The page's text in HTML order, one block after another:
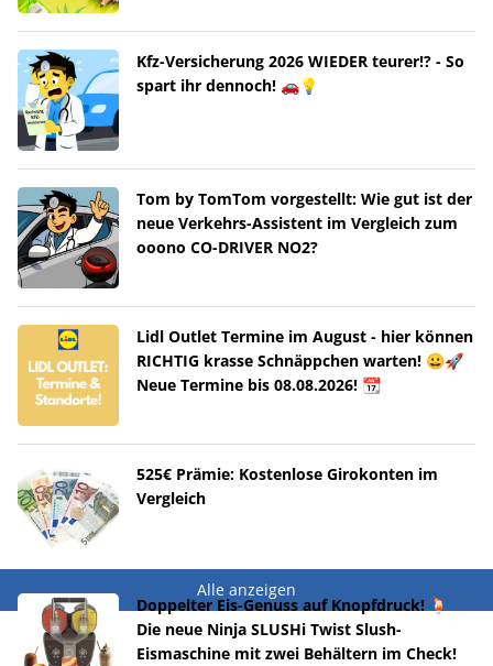
Kfz-Versicherung 2026 WIEDER teurer!? - So
spart ihr dennoch! 🚗💡
Tom by TomTom vorgestellt: Wie gut ist der
neue Verkehrs-Assistent im Vergleich zum
ooono CO-DRIVER NO2?
Lidl Outlet Termine im August - hier können
RICHTIG krasse Schnäppchen warten! 😀🚀
Neue Termine bis 08.08.2026! 📆
525€ Prämie: Kostenlose Girokonten im
Vergleich
Alle anzeigen
Doppelter Eis-Genuss auf Knopfdruck! 🍹
Die neue Ninja SLUSHi Twist Slush-
Eismaschine mit zwei Behältern im Check!